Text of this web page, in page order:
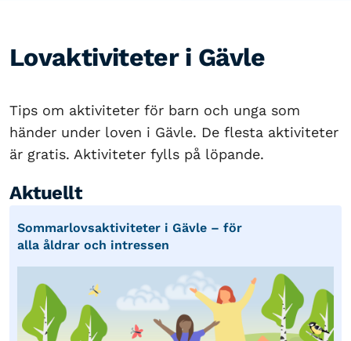
Lovaktiviteter i Gävle
Tips om aktiviteter för barn och unga som
händer under loven i Gävle. De flesta aktiviteter
är gratis. Aktiviteter fylls på löpande.
Aktuellt
Sommarlovsaktiviteter i Gävle – för
alla åldrar och intressen